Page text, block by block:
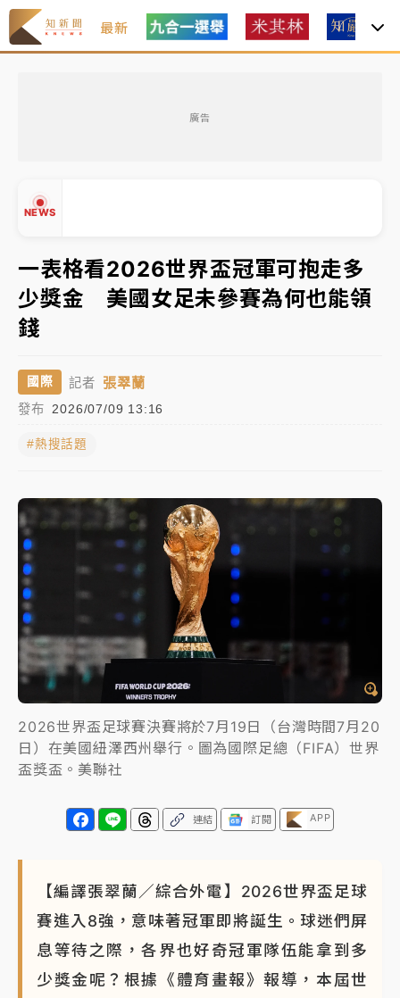
最新
廣告
NEWS
中信慈善基金會想增加董事人數！辜仲諒向法院聲請遭
駁 理由曝光
故宮《龍藏經》特展第2檔！今線上預約開賣一度塞車
周六起展出延長至晚上7時
台東農業處長涉圖利渡假村！東檢抗告成功 今重開羈
押庭
父親節泡湯了！中颱白海豚雨彈轟3天 「紅到發紫」降
雨熱區曝
女律師陳昱瑄詐慈濟10億！黃金158kg遭查扣畫面曝光
旅局回應了
中信慈善基金會想增加董事人數！辜仲諒向法院聲請遭
駁 理由曝光
故宮《龍藏經》特展第2檔！今線上預約開賣一度塞車
周六起展出延長至晚上7時
台東農業處長涉圖利渡假村！東檢抗告成功 今重開羈
押庭
雨熱區曝
▼
一表格看2026世界盃冠軍可抱走多
少獎金 美國女足未參賽為何也能領
錢
國際 記者 張翠蘭
發布 2026/07/09 13:16
#熱搜話題
2026世界盃足球賽決賽將於7月19日（台灣時間7月20
日）在美國紐澤西州舉行。圖為國際足總（FIFA）世界
盃獎盃。美聯社
連結 訂閱 APP
【編譯張翠蘭／綜合外電】2026世界盃足球
賽進入8強，意味著冠軍即將誕生。球迷們屏
息等待之際，各界也好奇冠軍隊伍能拿到多
少獎金呢？根據《體育畫報》報導，本屆世